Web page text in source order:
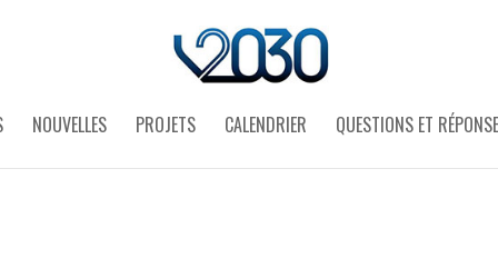
NOUVELLES PROJETS CALENDRIER QUESTIONS ET